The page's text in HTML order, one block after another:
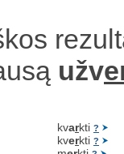
užv
kvarkti ?
kverkti ?